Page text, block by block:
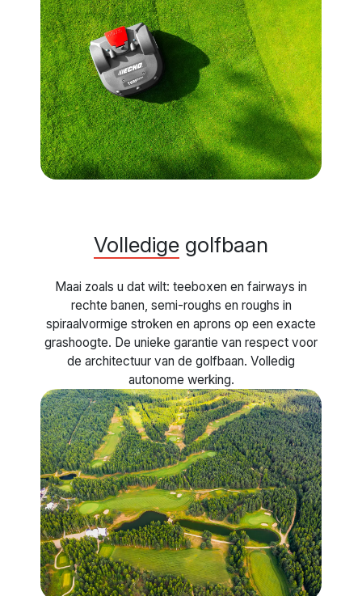
Volledige golfbaan
Maai zoals u dat wilt: teeboxen en fairways in
rechte banen, semi-roughs en roughs in
spiraalvormige stroken en aprons op een exacte
grashoogte. De unieke garantie van respect voor
de architectuur van de golfbaan. Volledig
autonome werking.